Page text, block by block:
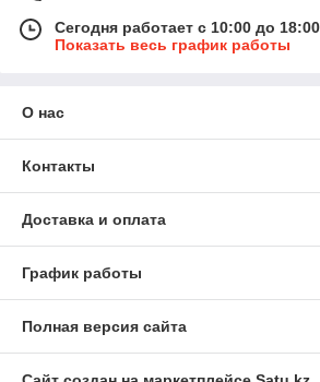
Сегодня работает с 10:00 до 18:00
Показать весь график работы
О нас
Контакты
Доставка и оплата
График работы
Полная версия сайта